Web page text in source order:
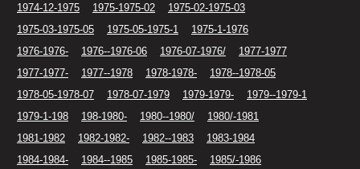
1974-12-1975
1975-1975-02
1975-02-1975-03
1975-03-1975-05
1975-05-1975-1
1975-1-1976
1976-1976-
1976--1976-06 1976-07-1976/
1977-1977
1977-1977-
1977--1978 1978-1978-
1978--1978-05
1978-05-1978-07
1978-07-1979 1979-1979-
1979--1979-1
1979-1-198
198-1980- 1980--1980/
1980/-1981
1981-1982
1982-1982- 1982--1983
1983-1984
1984-1984-
1984--1985 1985-1985-
1985/-1986